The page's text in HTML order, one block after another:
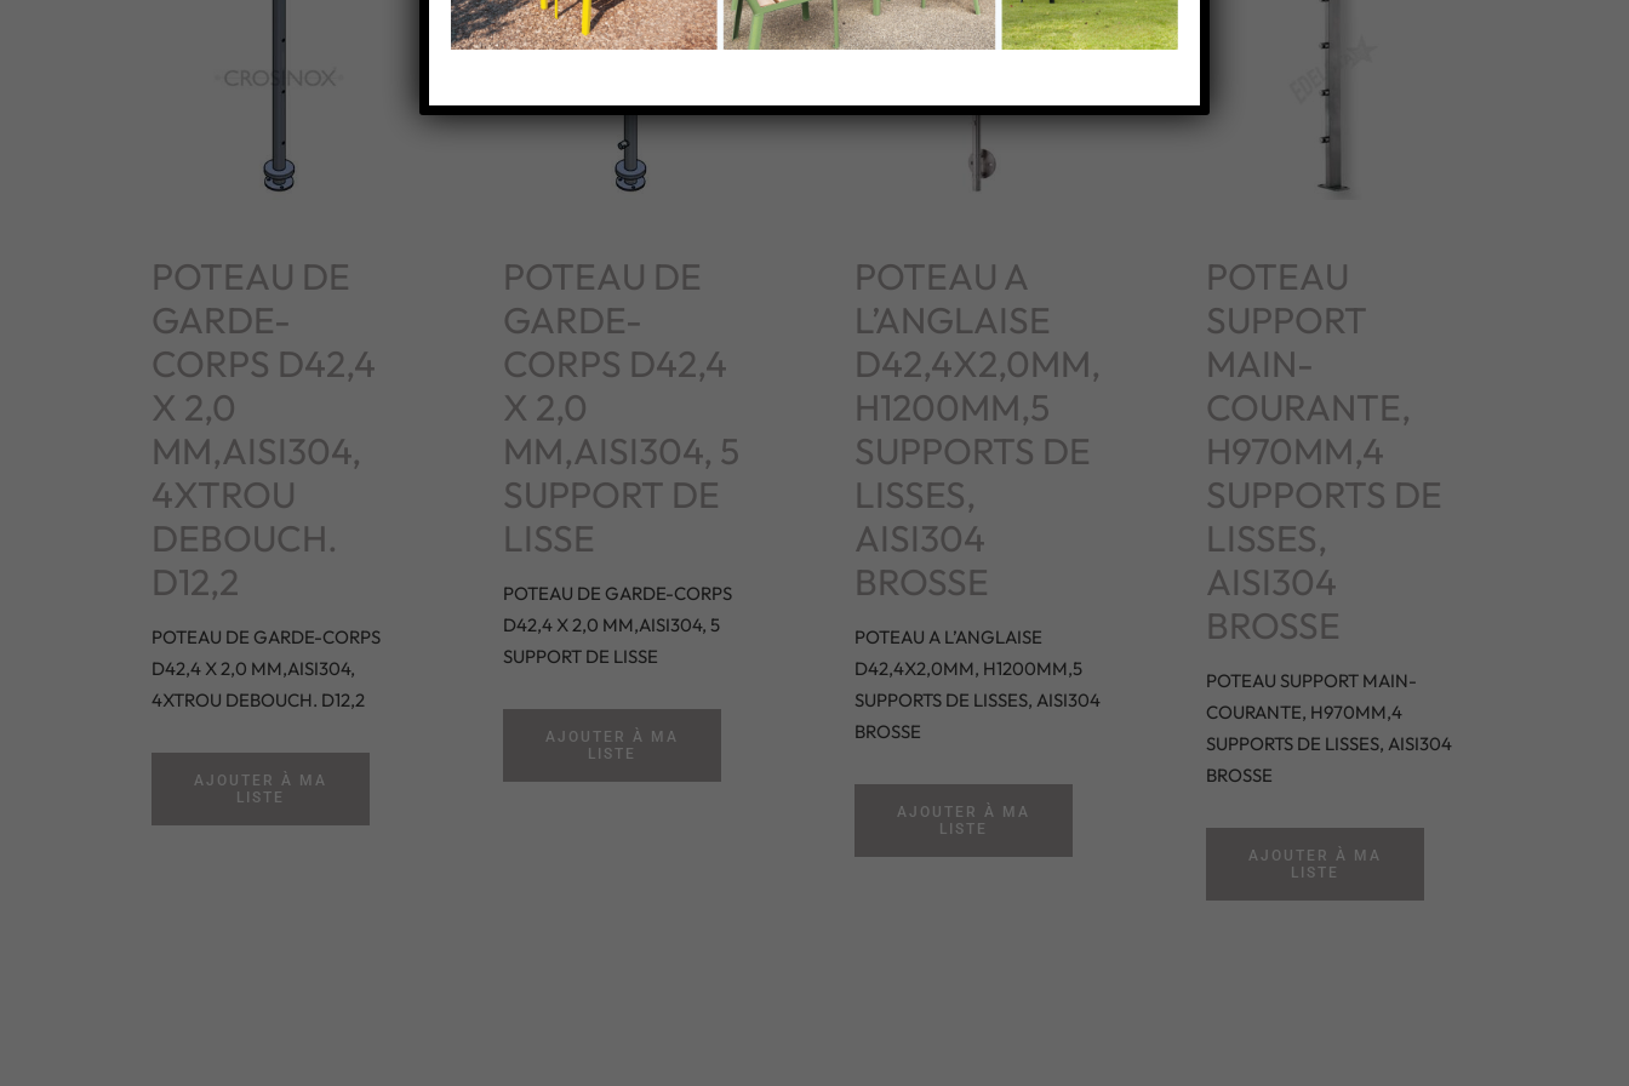
POTEAU DE
GARDE-
CORPS D42,4
X 2,0
MM,AISI304,
4XTROU
DEBOUCH.
D12,2
POTEAU DE GARDE-CORPS
D42,4 X 2,0 MM,AISI304,
4XTROU DEBOUCH. D12,2
AJOUTER À MA
LISTE
POTEAU DE
GARDE-
CORPS D42,4
X 2,0
MM,AISI304, 5
SUPPORT DE
LISSE
POTEAU DE GARDE-CORPS
D42,4 X 2,0 MM,AISI304, 5
SUPPORT DE LISSE
AJOUTER À MA
LISTE
POTEAU A
L’ANGLAISE
D42,4X2,0MM,
H1200MM,5
SUPPORTS DE
LISSES,
AISI304
BROSSE
POTEAU A L’ANGLAISE
D42,4X2,0MM, H1200MM,5
SUPPORTS DE LISSES, AISI304
BROSSE
AJOUTER À MA
LISTE
POTEAU
SUPPORT
MAIN-
COURANTE,
H970MM,4
SUPPORTS DE
LISSES,
AISI304
BROSSE
POTEAU SUPPORT MAIN-
COURANTE, H970MM,4
SUPPORTS DE LISSES, AISI304
BROSSE
AJOUTER À MA
LISTE